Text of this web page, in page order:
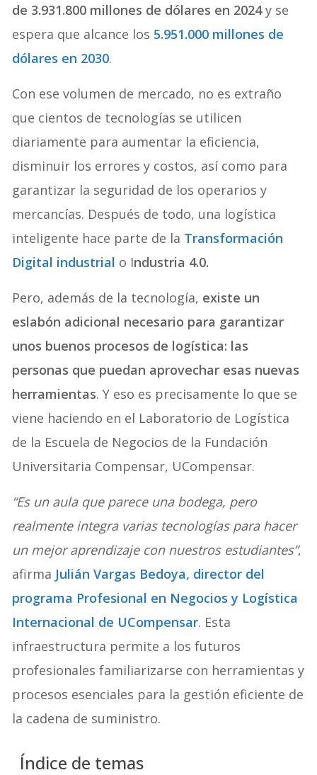
de 3.931.800 millones de dólares en 2024y se
espera que alcance los 5.951.000 millones de
dólares en 2030.
Con ese volumen de mercado, no es extraño
que cientos de tecnologías se utilicen
diariamente para aumentar la eficiencia,
disminuir los errores y costos, así como para
garantizar la seguridad de los operarios y
mercancías. Después de todo, una logística
inteligente hace parte de la Transformación
Digital industrial o Industria 4.0.
Pero, además de la tecnología, existe un
eslabón adicional necesario para garantizar
unos buenos procesos de logística: las
personas que puedan aprovechar esas nuevas
herramientas. Y eso es precisamente lo que se
viene haciendo en el Laboratorio de Logística
de la Escuela de Negocios de la Fundación
Universitaria Compensar, UCompensar.
“Es un aula que parece una bodega, pero
realmente integra varias tecnologías para hacer
un mejor aprendizaje con nuestros estudiantes”,
afirma Julián Vargas Bedoya, director del
programa Profesional en Negocios y Logística
Internacional de UCompensar. Esta
infraestructura permite a los futuros
profesionales familiarizarse con herramientas y
procesos esenciales para la gestión eficiente de
la cadena de suministro.
Índice de temas